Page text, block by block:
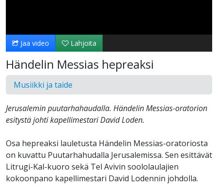
Jaa video Lahjoita
Händelin Messias hepreaksi
Musiikki ja taide
Jerusalemin puutarhahaudalla. Händelin Messias-oratorion
esitystä johti kapellimestari David Loden.
Osa hepreaksi lauletusta Händelin Messias-oratoriosta
on kuvattu Puutarhahudalla Jerusalemissa. Sen esittävät
Litrugi-Kal-kuoro sekä Tel Avivin soololaulajien
kokoonpano kapellimestari David Lodennin johdolla.